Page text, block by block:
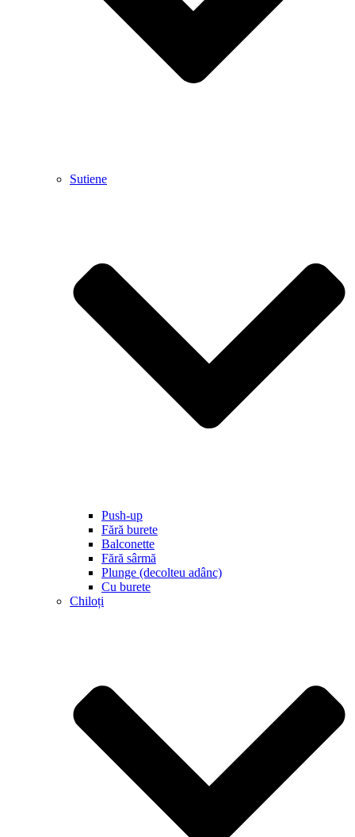
Sutiene
Push-up
Fără burete
Balconette
Fără sârmă
Plunge (decolteu adânc)
Cu burete
Chiloți